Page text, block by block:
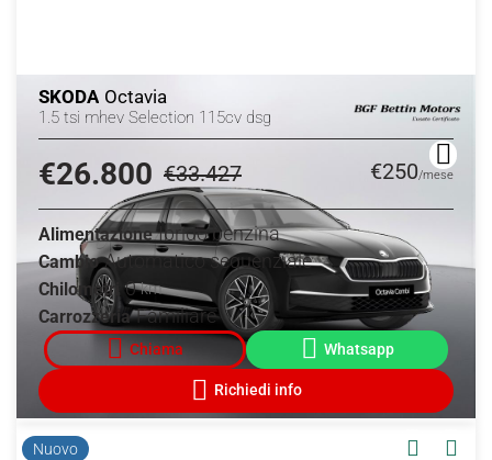
SKODA Octavia
1.5 tsi mhev Selection 115cv dsg
€26.800 €33.427 €250/mese
Alimentazione Ibrido benzina
Cambio Automatico sequenziale
Chilometri 0km
Carrozzeria Familiare
Nuovo